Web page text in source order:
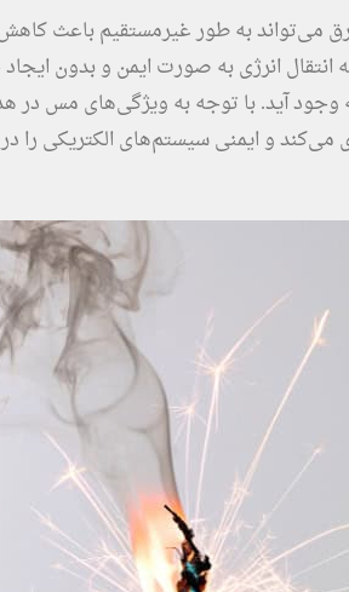
می‌تواند به طور غیرمستقیم باعث
انرژی به صورت ایمن و بدون ایجاد
آید. با توجه به ویژگی‌های مس در
و ایمنی سیستم‌های الکتریکی را در